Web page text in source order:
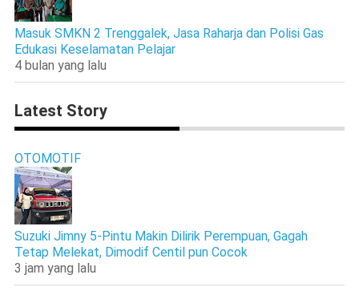
Masuk SMKN 2 Trenggalek, Jasa Raharja dan Polisi Gas
Edukasi Keselamatan Pelajar
4 bulan yang lalu
Latest Story
OTOMOTIF
Suzuki Jimny 5-Pintu Makin Dilirik Perempuan, Gagah
Tetap Melekat, Dimodif Centil pun Cocok
3 jam yang lalu